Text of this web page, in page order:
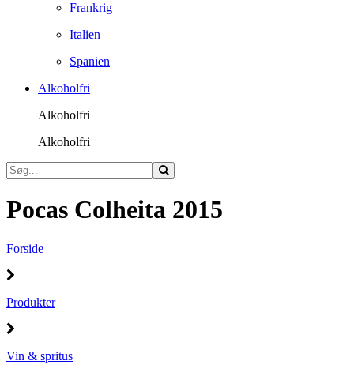
Frankrig
Italien
Spanien
Alkoholfri
Alkoholfri
Alkoholfri
Pocas Colheita 2015
Forside
Produkter
Vin & spritus